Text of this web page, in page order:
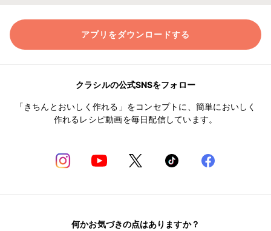
アプリをダウンロードする
クラシルの公式SNSをフォロー
「きちんとおいしく作れる」をコンセプトに、簡単においしく
作れるレシピ動画を毎日配信しています。
何かお気づきの点はありますか？